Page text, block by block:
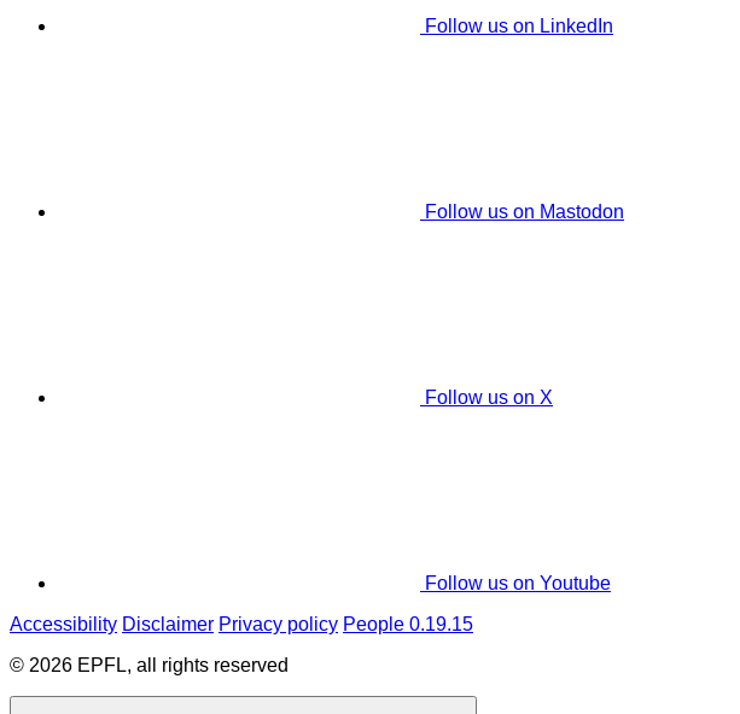
Follow us on LinkedIn
Follow us on Mastodon
Follow us on X
Follow us on Youtube
Accessibility Disclaimer Privacy policy People 0.19.15
© 2026 EPFL, all rights reserved